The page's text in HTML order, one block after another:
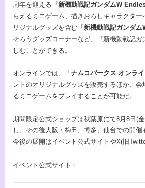
周年を迎える『新機動戦記ガンダムW
らえるミニゲーム、描きおろしキャラクター
リジナルグッズを含む『新機動戦記ガンダム
そろうグッズコーナーなど、『新機動戦記ガ
しむことができる。
オンラインでは、「 ナムコパークス オンラ
ントのオリジナルグッズを販売するほか、会
るミニゲームをプレイすることが可能だ。
期間限定公式ショップは秋葉原にて8月8日(
し、その後大阪・梅田、博多、仙台での開催
今後の展開はイベント公式サイトやX(旧
イベント公式サイト：